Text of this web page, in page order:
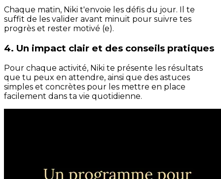
Chaque matin, Niki t'envoie les défis du jour. Il te
suffit de les valider avant minuit pour suivre tes
progrès et rester motivé (e).
4. Un impact clair et des conseils pratiques
Pour chaque activité, Niki te présente les résultats
que tu peux en attendre, ainsi que des astuces
simples et concrètes pour les mettre en place
facilement dans ta vie quotidienne.